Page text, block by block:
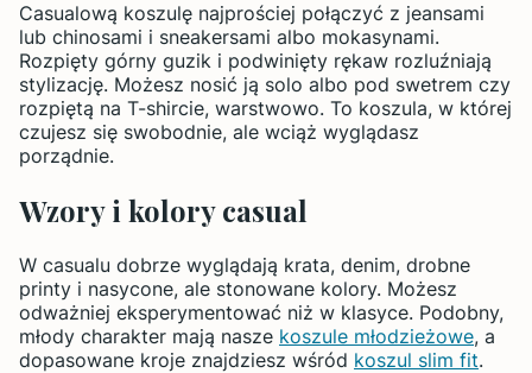
Casualową koszulę najprościej połączyć z jeansami
lub chinosami i sneakersami albo mokasynami.
Rozpięty górny guzik i podwinięty rękaw rozluźniają
stylizację. Możesz nosić ją solo albo pod swetrem czy
rozpiętą na T-shircie, warstwowo. To koszula, w której
czujesz się swobodnie, ale wciąż wyglądasz
porządnie.
Wzory i kolory casual
W casualu dobrze wyglądają krata, denim, drobne
printy i nasycone, ale stonowane kolory. Możesz
odważniej eksperymentować niż w klasyce. Podobny,
młody charakter mają nasze koszule młodzieżowe, a
dopasowane kroje znajdziesz wśród koszul slim fit.